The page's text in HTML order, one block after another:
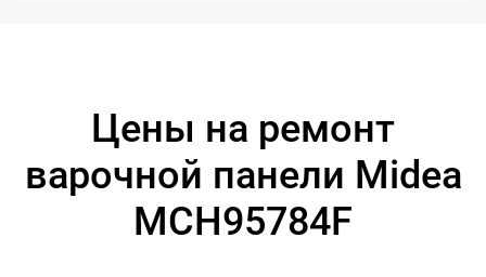
Цены на ремонт
варочной панели Midea
MCH95784F